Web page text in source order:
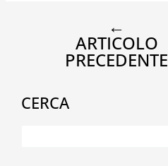
←
ARTICOLO
PRECEDENTE
CERCA